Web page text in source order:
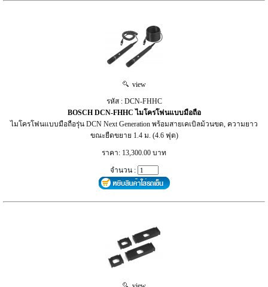
view
รหัส : DCN‑FHHC
BOSCH DCN‑FHHC ไมโครโฟนแบบมือถือ
ไมโครโฟนแบบมือถือรุ่น DCN Next Generation พร้อมสายเคเบิลม้วนขด, ความยาว
ขณะยืดขยาย 1.4 ม. (4.6 ฟุต)
ราคา: 13,300.00 บาท
จำนวน :